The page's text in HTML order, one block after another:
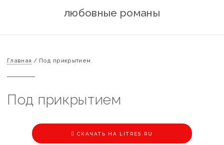
любовные романы
Главная / Под прикрытием
Под прикрытием
CКАЧАТЬ НА LITRES.RU